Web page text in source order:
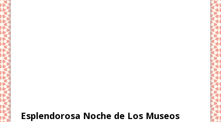
Esplendorosa Noche de Los Museos